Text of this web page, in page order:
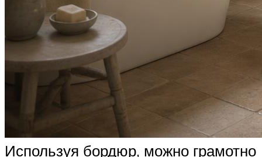
Используя бордюр, можно грамотно